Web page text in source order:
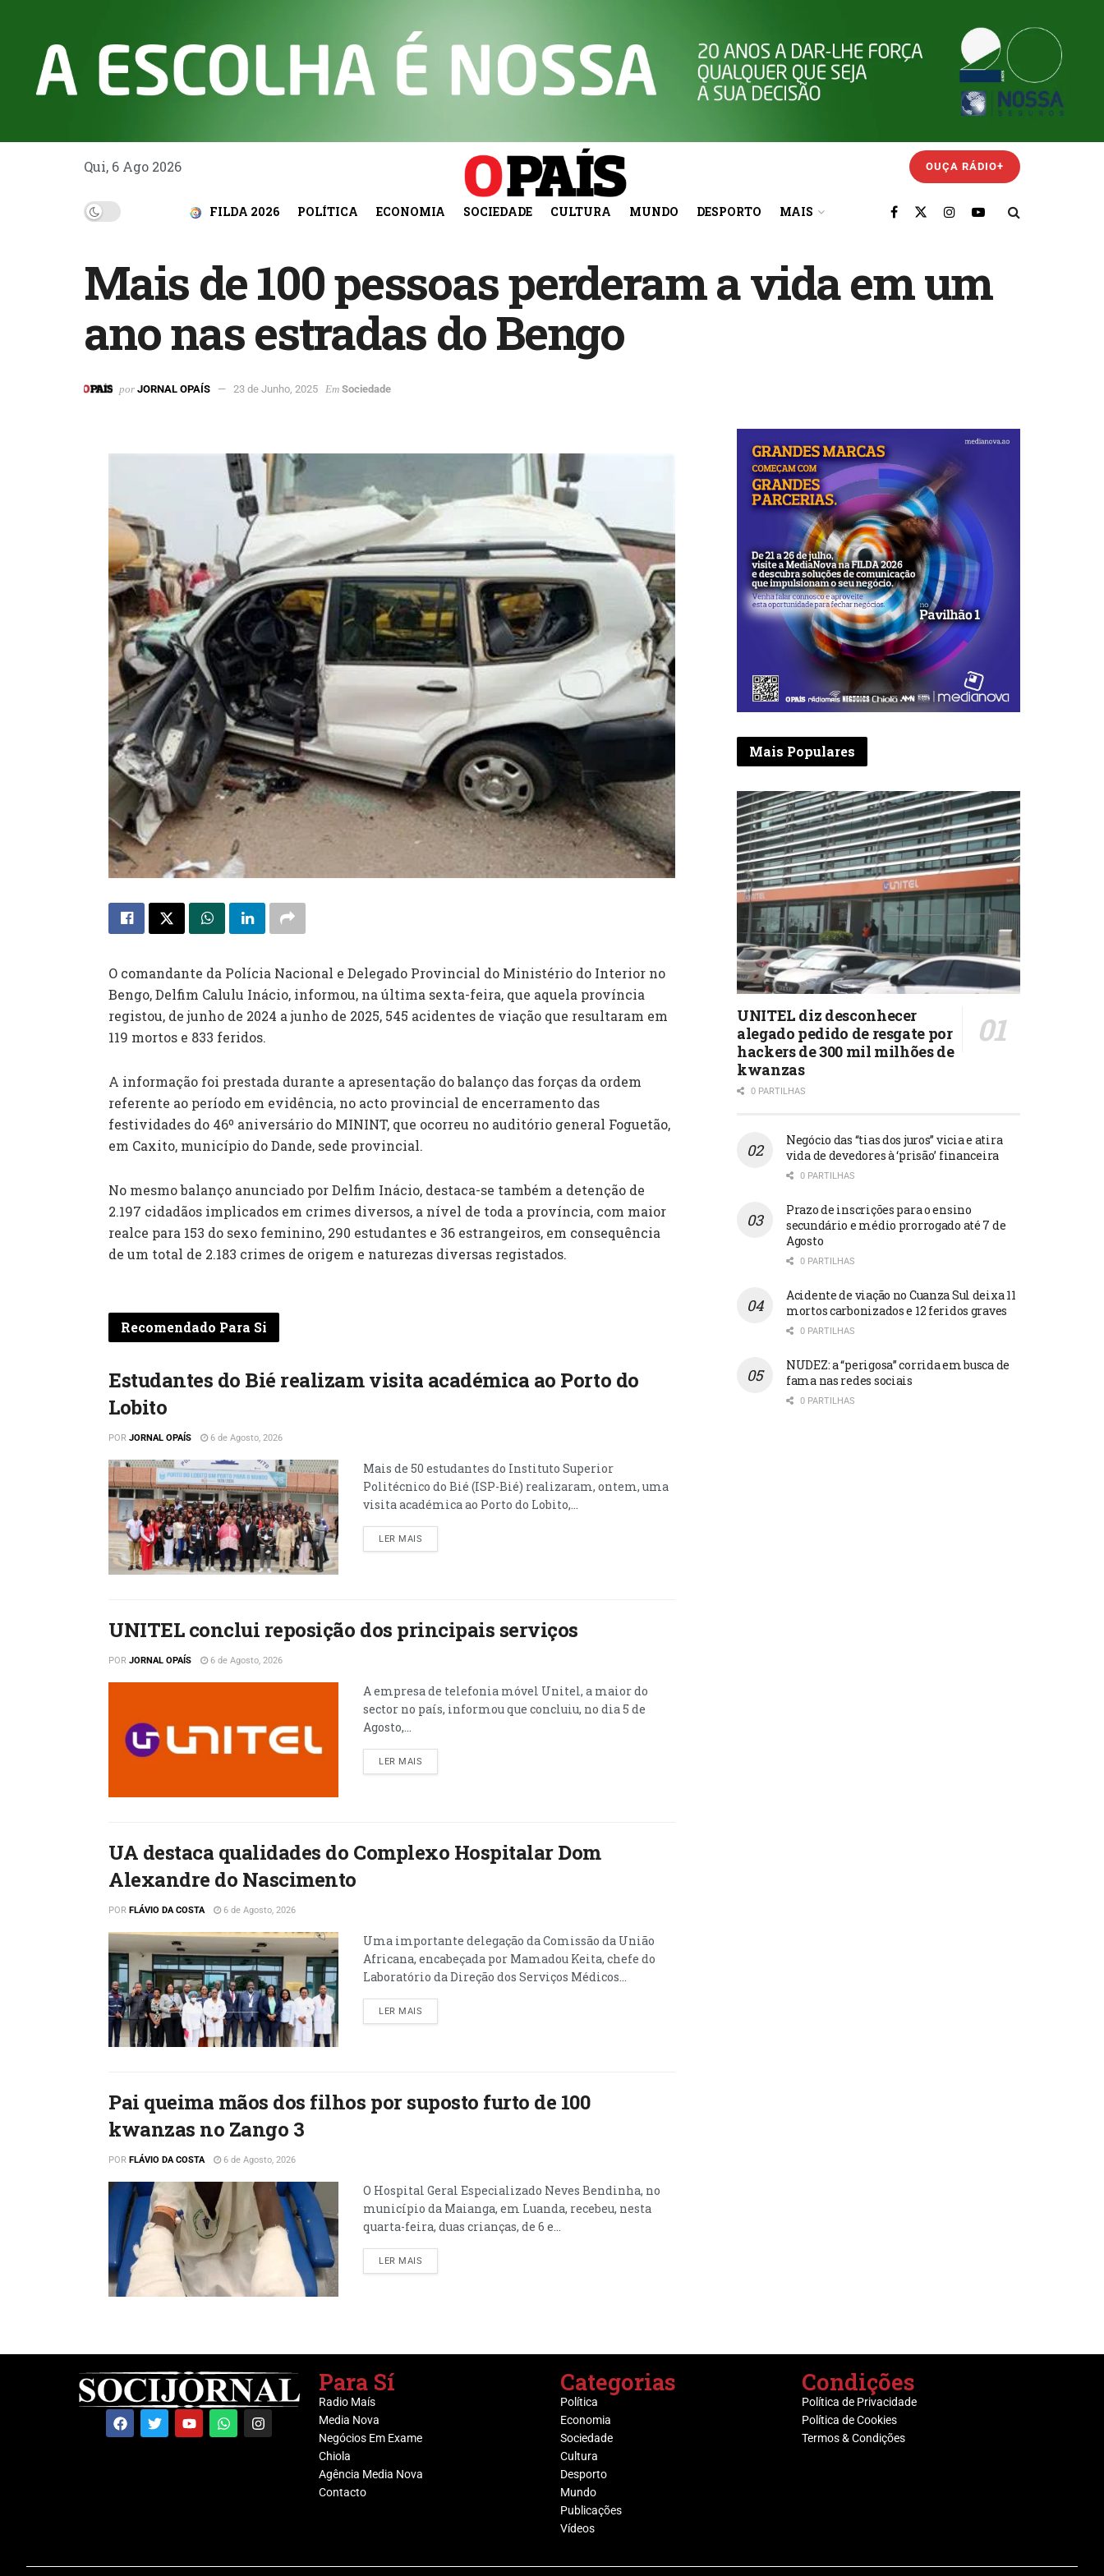
Qui, 6 Ago 2026 OUÇA RÁDIO+
FILDA 2026 POLÍTICA ECONOMIA SOCIEDADE CULTURA MUNDO DESPORTO MAIS
Mais de 100 pessoas perderam a vida em um
ano nas estradas do Bengo
por JORNAL OPAÍS 23 de Junho, 2025 Em Sociedade
O comandante da Polícia Nacional e Delegado Provincial do Ministério do Interior no
Bengo, Delfim Calulu Inácio, informou, na última sexta-feira, que aquela província
registou, de junho de 2024 a junho de 2025, 545 acidentes de viação que resultaram em
119 mortos e 833 feridos.
A informação foi prestada durante a apresentação do balanço das forças da ordem
referente ao período em evidência, no acto provincial de encerramento das
festividades do 46º aniversário do MININT, que ocorreu no auditório general Foguetão,
em Caxito, município do Dande, sede provincial.
No mesmo balanço anunciado por Delfim Inácio, destaca-se também a detenção de
2.197 cidadãos implicados em crimes diversos, a nível de toda a província, com maior
realce para 153 do sexo feminino, 290 estudantes e 36 estrangeiros, em consequência
de um total de 2.183 crimes de origem e naturezas diversas registados.
Recomendado Para Si
Estudantes do Bié realizam visita académica ao Porto do
Lobito
POR JORNAL OPAÍS 6 de Agosto, 2026
Mais de 50 estudantes do Instituto Superior
Politécnico do Bié (ISP-Bié) realizaram, ontem, uma
visita académica ao Porto do Lobito,...
LER MAIS
UNITEL conclui reposição dos principais serviços
POR JORNAL OPAÍS 6 de Agosto, 2026
A empresa de telefonia móvel Unitel, a maior do
sector no país, informou que concluiu, no dia 5 de
Agosto,...
LER MAIS
UA destaca qualidades do Complexo Hospitalar Dom
Alexandre do Nascimento
POR FLÁVIO DA COSTA 6 de Agosto, 2026
Uma importante delegação da Comissão da União
Africana, encabeçada por Mamadou Keita, chefe do
Laboratório da Direção dos Serviços Médicos...
LER MAIS
Pai queima mãos dos filhos por suposto furto de 100
kwanzas no Zango 3
POR FLÁVIO DA COSTA 6 de Agosto, 2026
O Hospital Geral Especializado Neves Bendinha, no
município da Maianga, em Luanda, recebeu, nesta
quarta-feira, duas crianças, de 6 e...
LER MAIS
Mais Populares
UNITEL diz desconhecer
alegado pedido de resgate por
hackers de 300 mil milhões de
kwanzas
0 PARTILHAS
Negócio das “tias dos juros” vicia e atira
vida de devedores à ‘prisão’ financeira
0 PARTILHAS
Prazo de inscrições para o ensino
secundário e médio prorrogado até 7 de
Agosto
0 PARTILHAS
Acidente de viação no Cuanza Sul deixa 11
mortos carbonizados e 12 feridos graves
0 PARTILHAS
NUDEZ: a “perigosa” corrida em busca de
fama nas redes sociais
0 PARTILHAS
Para Sí
Radio Maís
Media Nova
Negócios Em Exame
Chiola
Agência Media Nova
Contacto
Categorias
Política
Economia
Sociedade
Cultura
Desporto
Mundo
Publicações
Vídeos
Condições
Política de Privacidade
Política de Cookies
Termos & Condições